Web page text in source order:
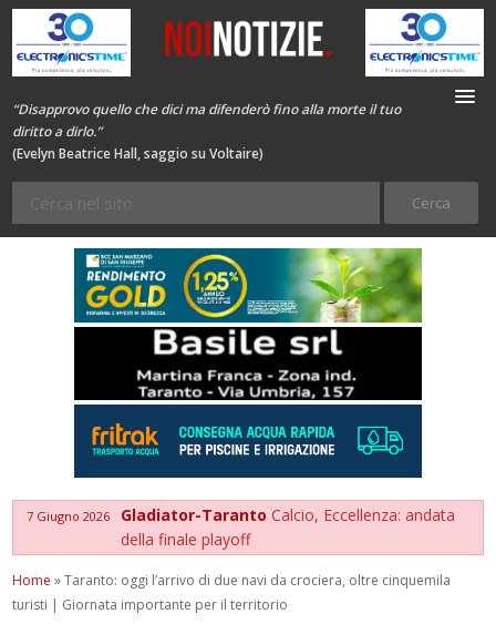
“Disapprovo quello che dici ma difenderò fino alla morte il tuo
diritto a dirlo.”
(Evelyn Beatrice Hall, saggio su Voltaire)
7 Giugno 2026 Gladiator-TarantoCalcio, Eccellenza: andata
della finale playoff
Home »Taranto: oggi l’arrivo di due navi da crociera, oltre cinquemila
turisti | Giornata importante per il territorio